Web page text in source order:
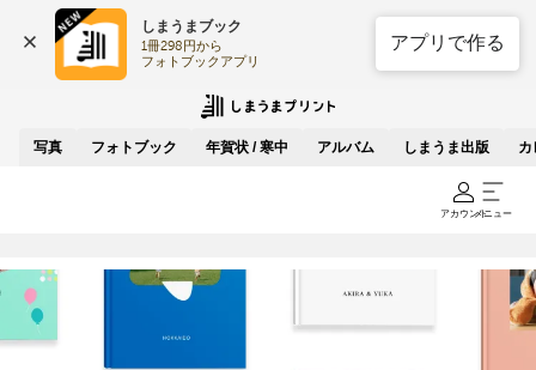
しまうまブック
1冊298円から
フォトブックアプリ
アプリで作る
写真 フォトブック 年賀状 / 寒中 アルバム しまうま出版 カ
アカウントメニュー